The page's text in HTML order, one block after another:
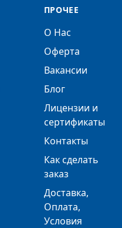
ПРОЧЕЕ
О Нас
Оферта
Вакансии
Блог
Лицензии и
сертификаты
Контакты
Как сделать
заказ
Доставка,
Оплата,
Условия